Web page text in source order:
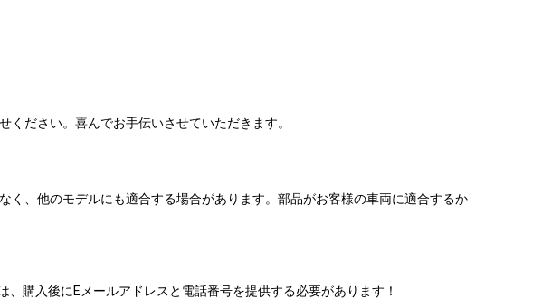
ださい。喜んでお手伝いさせていただきます。
、他のモデルにも適合する場合があります。部品がお客様の車両に適合するか
購入後にEメールアドレスと電話番号を提供する必要があります！